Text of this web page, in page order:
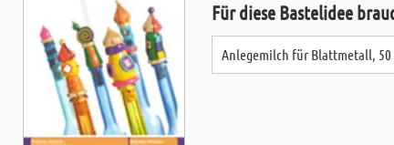
Für diese Bastelidee
Anlegemilch für Blattmetall, 50